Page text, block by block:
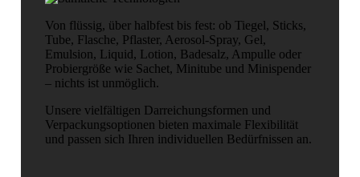
Von flüssig, über halbfest bis fest: ob Tiegel, Sticks,
Tube, Flasche, Pflaster, Aerosol-Spray, Gel,
Emulsion, Liquid, Lotion, Badesalz, Ampulle oder
Probiergröße wie Sachet, Minitube und Minispender
– nichts ist unmöglich.
Unsere vielfältigen Darreichungsformen und
Verpackungsoptionen bieten maximale Flexibilität
und passen sich Ihren individuellen Bedürfnissen an.